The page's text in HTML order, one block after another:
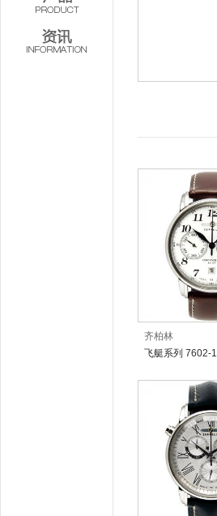
齐柏林
飞艇系列 7602-1